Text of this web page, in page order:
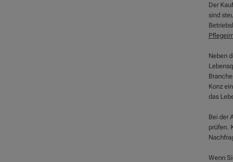
Der
sind
Neben
Konz
das
Bei der
prüfen.
Wenn